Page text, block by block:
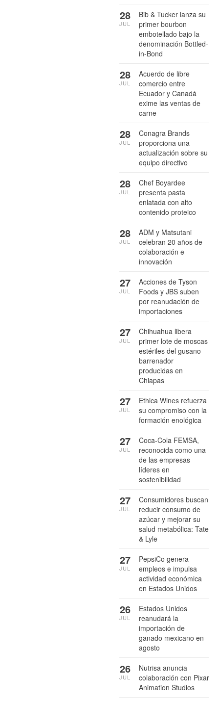
Bib & Tucker lanza su
primer bourbon
embotellado bajo la
denominación Bottled-
in-Bond
28
JUL
Acuerdo de libre
comercio entre
Ecuador y Canadá
exime las ventas de
carne
28
JUL
Conagra Brands
proporciona una
actualización sobre su
equipo directivo
28
JUL
Chef Boyardee
presenta pasta
enlatada con alto
contenido proteico
28
JUL
ADM y Matsutani
celebran 20 años de
colaboración e
innovación
28
JUL
Acciones de Tyson
Foods y JBS suben
por reanudación de
importaciones
27
JUL
Chihuahua libera
primer lote de moscas
estériles del gusano
barrenador
producidas en
Chiapas
27
JUL
Ethica Wines refuerza
su compromiso con la
formación enológica
27
JUL
Coca-Cola FEMSA,
reconocida como una
de las empresas
líderes en
sostenibilidad
27
JUL
Consumidores buscan
reducir consumo de
azúcar y mejorar su
salud metabólica: Tate
& Lyle
27
JUL
PepsiCo genera
empleos e impulsa
actividad económica
en Estados Unidos
27
JUL
Estados Unidos
reanudará la
importación de
ganado mexicano en
agosto
26
JUL
Nutrisa anuncia
colaboración con Pixar
Animation Studios
26
JUL